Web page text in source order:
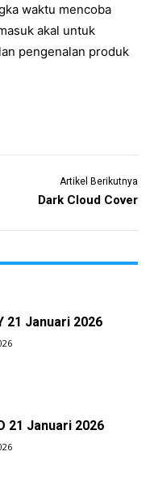
waktu mencoba
akal untuk
pengenalan produk
Artikel Berikutnya
Dark Cloud Cover
21 Januari 2026
21 Januari 2026